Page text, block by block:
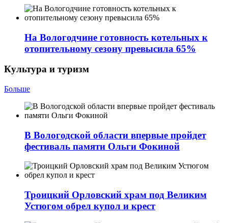
На Вологодчине готовность котельных к
отопительному сезону превысила 65%
Культура и туризм
Больше
В Вологодской области впервые пройдет
фестиваль памяти Ольги Фокиной
Троицкий Орловский храм под Великим
Устюгом обрел купол и крест